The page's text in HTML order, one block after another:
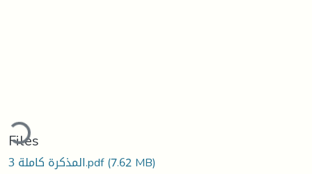
Loading...
Files
المذكرة كاملة 3.pdf(7.62 MB)